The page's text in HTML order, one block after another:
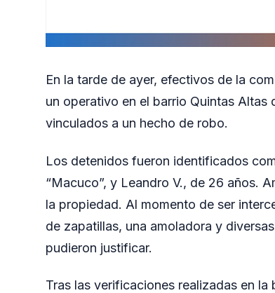
En la tarde de ayer, efectivos de la
un operativo en el barrio Quintas
vinculados a un hecho de robo.
Los detenidos fueron identificados
“Macuco”, y Leandro V., de 26 años.
la propiedad. Al momento de ser
de zapatillas, una amoladora y
pudieron justificar.
Tras las verificaciones realizadas en